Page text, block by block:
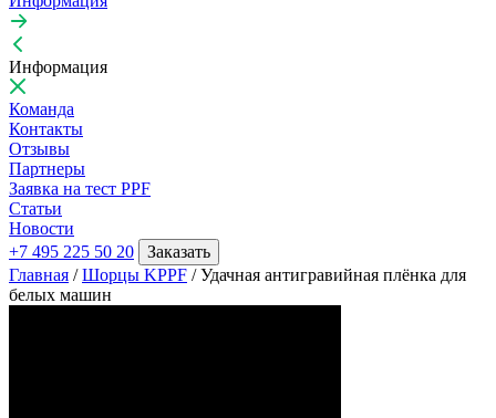
Информация
Команда
Контакты
Отзывы
Партнеры
Заявка на тест PPF
Статьи
Новости
+7 495 225 50 20
Заказать
Главная / Шорцы KPPF / Удачная антигравийная плёнка для
елых машин